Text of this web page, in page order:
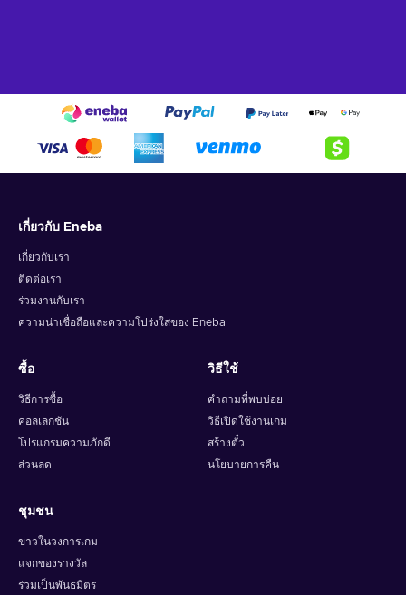
เกี่ยวกับ Eneba
เกี่ยวกับเรา
ติดต่อเรา
ร่วมงานกับเรา
ความน่าเชื่อถือและความโปร่งใสของ Eneba
ซื้อ
วิธีการซื้อ
คอลเลกชัน
โปรแกรมความภักดี
ส่วนลด
วิธีใช้
คำถามที่พบบ่อย
วิธีเปิดใช้งานเกม
สร้างตั๋ว
นโยบายการคืน
ชุมชน
ข่าวในวงการเกม
แจกของรางวัล
ร่วมเป็นพันธมิตร